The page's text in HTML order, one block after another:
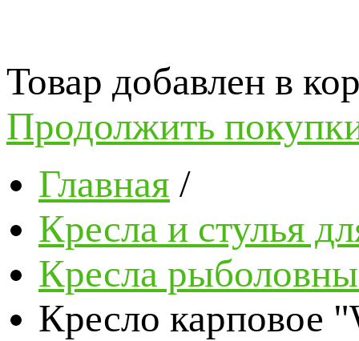
Товар добавлен в
Продолжить
Главная /
Кресла и стулья
Кресла
Кресло карповое